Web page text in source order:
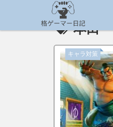
本田
キャラ対策